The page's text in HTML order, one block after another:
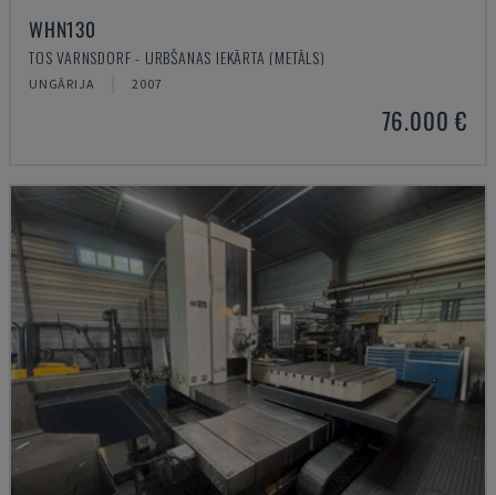
WHN130
TOS VARNSDORF - URBŠANAS IEKĀRTA (METĀLS)
UNGĀRIJA 2007
76.000 €